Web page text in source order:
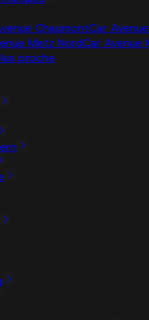
ChaumontCar
Metz NordCar Avenue
proche